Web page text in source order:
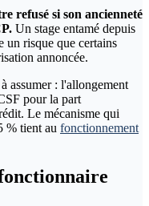
refusé si son ancienneté
Un stage entamé depuis
un risque que certains
annoncée.
assumer : l'allongement
pour la part
Le mécanisme qui
% tient au fonctionnement